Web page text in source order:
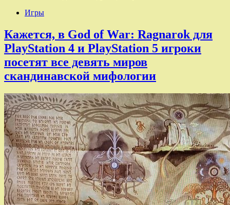
Игры
Кажется, в God of War: Ragnarok для
PlayStation 4 и PlayStation 5 игроки
посетят все девять миров
скандинавской мифологии